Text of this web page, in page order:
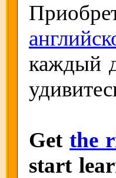
каждый
Getthe
start